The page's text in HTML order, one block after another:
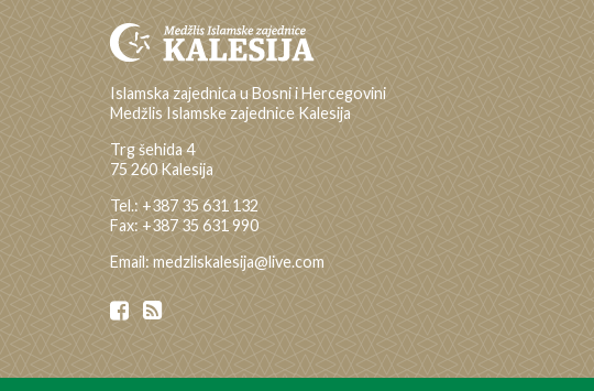
Islamska zajednica u Bosni i Hercegovini
Medžlis Islamske zajednice Kalesija
Trg šehida 4
75 260 Kalesija
Tel.: +387 35 631 132
Fax: +387 35 631 990
Email: medzliskalesija@live.com